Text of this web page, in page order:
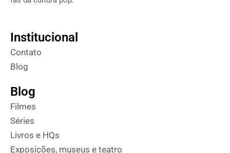
Institucional
Contato
Blog
Blog
Filmes
Séries
Livros e HQs
Exposições, museus e teatro